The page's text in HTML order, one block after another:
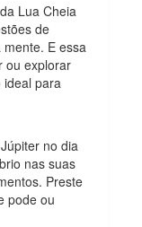
Lua Cheia
de
E essa
ou explorar
para
no dia
nas suas
Preste
pode ou